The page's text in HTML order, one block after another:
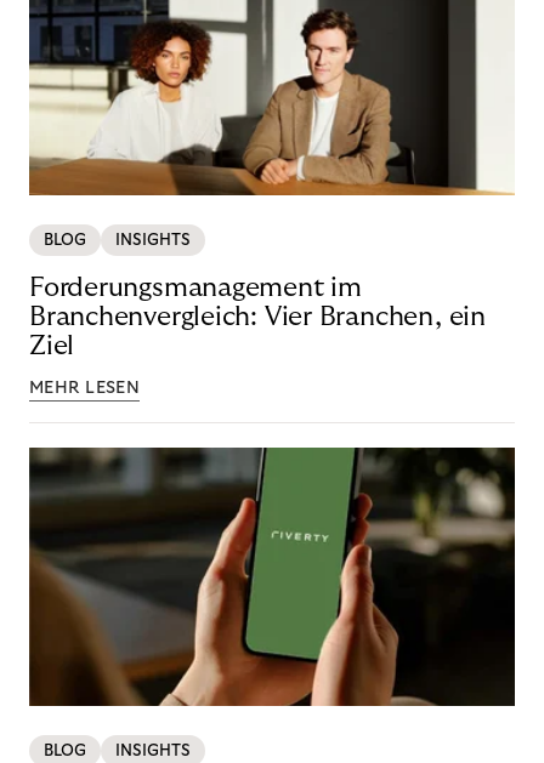
BLOG INSIGHTS
Forderungsmanagement im
Branchenvergleich: Vier Branchen, ein
Ziel
MEHR LESEN
BLOG INSIGHTS